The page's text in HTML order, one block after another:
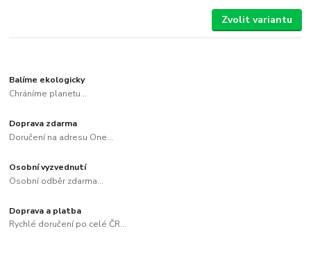
Zvolit variantu
Balíme ekologicky
Chráníme planetu...
Doprava zdarma
Doručení na adresu One...
Osobní vyzvednutí
Osobní odběr zdarma...
Doprava a platba
Rychlé doručení po celé ČR...